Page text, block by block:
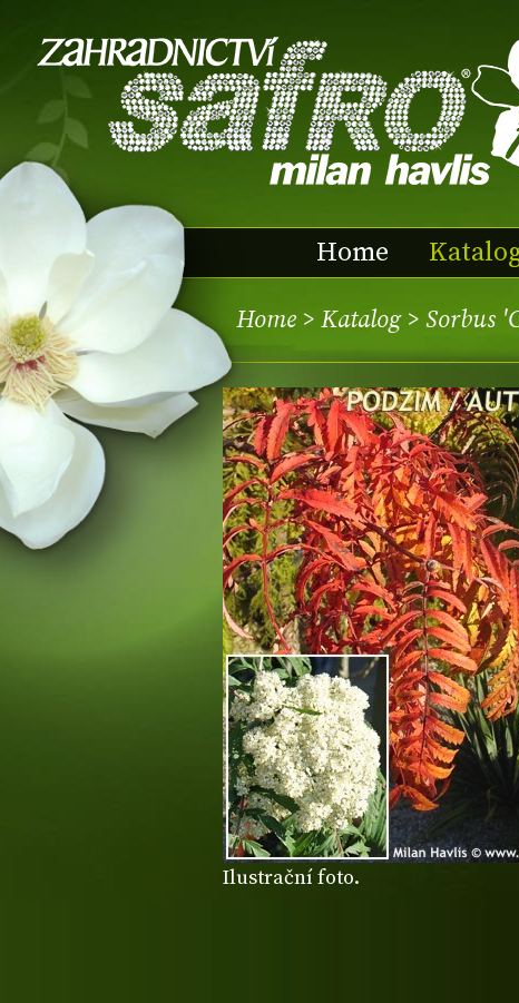
Home
Home > Katalog> Sorbus
Ilustrační foto.